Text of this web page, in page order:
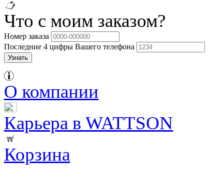
Что с моим заказом?
Номер заказа
Последние 4 цифры Вашего телефона
О компании
Карьера в WATTSON
Корзина